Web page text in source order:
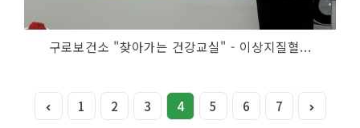
구로보건소 "찾아가는 건강교실" - 이상지질혈...
1 2 3 4 5 6 7